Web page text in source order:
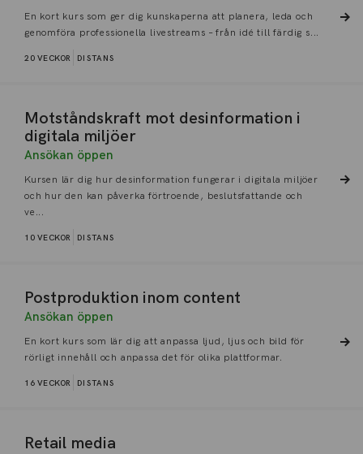
En kort kurs som ger dig kunskaperna att planera, leda och
genomföra professionella livestreams – från idé till färdig s...
20 VECKOR DISTANS
Motståndskraft mot desinformation i
digitala miljöer
Ansökan öppen
Kursen lär dig hur desinformation fungerar i digitala miljöer
och hur den kan påverka förtroende, beslutsfattande och
ve...
10 VECKOR DISTANS
Postproduktion inom content
Ansökan öppen
En kort kurs som lär dig att anpassa ljud, ljus och bild för
rörligt innehåll och anpassa det för olika plattformar.
16 VECKOR DISTANS
Retail media